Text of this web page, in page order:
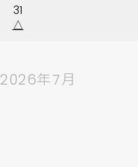
31
△
2026年7月